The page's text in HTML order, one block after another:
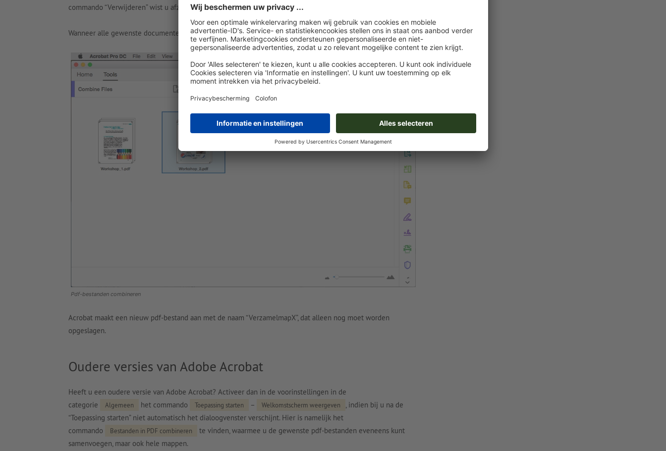
commando “Verwijderen” wist u afzonderlijke, per ongeluk opgenomen pdf-bestanden.
Wanneer alle gewenste documenten in het overzicht staan, klikt u rechtsboven op “Combineren”.
Pdf-bestanden combineren
Acrobat maakt een nieuw pdf-bestand aan met de naam “VerzamelmapX”, dat alleen nog moet worden
opgeslagen.
Oudere versies van Adobe Acrobat
Heeft u een oudere versie van Adobe Acrobat? Activeer dan in de voorinstellingen in de
categorie
Algemeen het commando Toepassing starten – Welkomstscherm weergeven
, indien bij u na de
“Toepassing starten” niet automatisch het dialoogvenster verschijnt. Hier is namelijk het
commando
Bestanden in PDF combineren
te vinden, waarmee u de gewenste pdf-bestanden eveneens kunt
samenvoegen, maar ook hele mappen.